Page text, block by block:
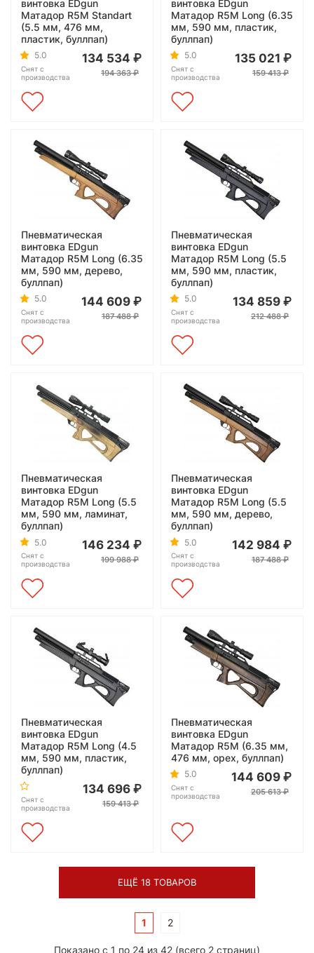
винтовка EDgun
Матадор R5M Standart
(5.5 мм, 476 мм,
пластик, буллпап)
5.0
Снят с
производства
134 534
194 363
винтовка EDgun
Матадор R5M Long (6.35
мм, 590 мм, пластик,
буллпап)
5.0
Снят с
производства
135 021
159 413
Пневматическая
винтовка EDgun
Матадор R5M Long (6.35
мм, 590 мм, дерево,
буллпап)
5.0
Снят с
производства
144 609
187 488
Пневматическая
винтовка EDgun
Матадор R5M Long (5.5
мм, 590 мм, пластик,
буллпап)
5.0
Снят с
производства
134 859
212 488
Пневматическая
винтовка EDgun
Матадор R5M Long (5.5
мм, 590 мм, ламинат,
буллпап)
5.0
Снят с
производства
146 234
199 988
Пневматическая
винтовка EDgun
Матадор R5M Long (5.5
мм, 590 мм, дерево,
буллпап)
5.0
Снят с
производства
142 984
187 488
Пневматическая
винтовка EDgun
Матадор R5M Long (4.5
мм, 590 мм, пластик,
буллпап)
Снят с
производства
134 696
159 413
Пневматическая
винтовка EDgun
Матадор R5M (6.35 мм,
476 мм, орех, буллпап)
5.0
Снят с
производства
144 609
205 613
ЕЩЁ 18 ТОВАРОВ
1 2
Показано с 1 по 24 из 42 (всего 2 страниц)